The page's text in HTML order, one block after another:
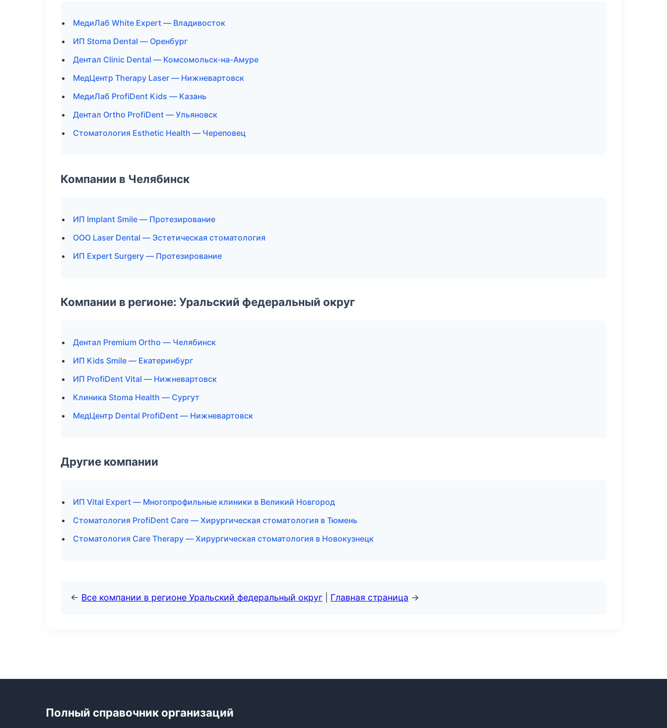
МедиЛаб White Expert — Владивосток
ИП Stoma Dental — Оренбург
Дентал Clinic Dental — Комсомольск-на-Амуре
МедЦентр Therapy Laser — Нижневартовск
МедиЛаб ProfiDent Kids — Казань
Дентал Ortho ProfiDent — Ульяновск
Стоматология Esthetic Health — Череповец
Компании в Челябинск
ИП Implant Smile — Протезирование
ООО Laser Dental — Эстетическая стоматология
ИП Expert Surgery — Протезирование
Компании в регионе: Уральский федеральный округ
Дентал Premium Ortho — Челябинск
ИП Kids Smile — Екатеринбург
ИП ProfiDent Vital — Нижневартовск
Клиника Stoma Health — Сургут
МедЦентр Dental ProfiDent — Нижневартовск
Другие компании
ИП Vital Expert — Многопрофильные клиники в Великий Новгород
Стоматология ProfiDent Care — Хирургическая стоматология в Тюмень
Стоматология Care Therapy — Хирургическая стоматология в Новокузнецк
← Все компании в регионе Уральский федеральный округ Главная страница →
Полный справочник организаций